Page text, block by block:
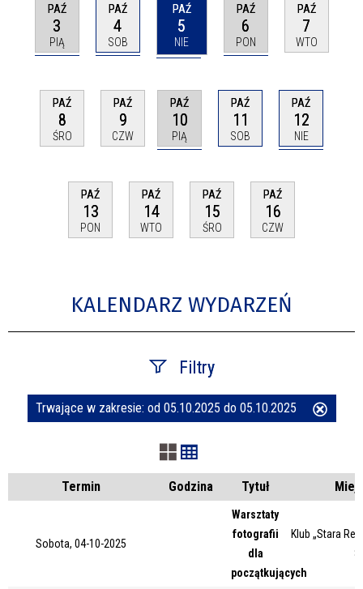
PAŹ
3
PIĄ
PAŹ
4
SOB
PAŹ
5
NIE
PAŹ
6
PON
PAŹ
7
WTO
PAŹ
8
ŚRO
PAŹ
9
CZW
PAŹ
10
PIĄ
PAŹ
11
SOB
PAŹ
12
NIE
PAŹ
13
PON
PAŹ
14
WTO
PAŹ
15
ŚRO
PAŹ
16
CZW
KALENDARZ WYDARZEŃ
Filtry
Szukana fraza
Kategoria
Trwające w zakresie
Trwające w zakresie: od 05.10.2025 do 05.10.2025
Termin Godzina Tytuł
Sobota, 04-10-2025
Warsztaty
fotografii
dla
początkujących
Klub „Stara
8